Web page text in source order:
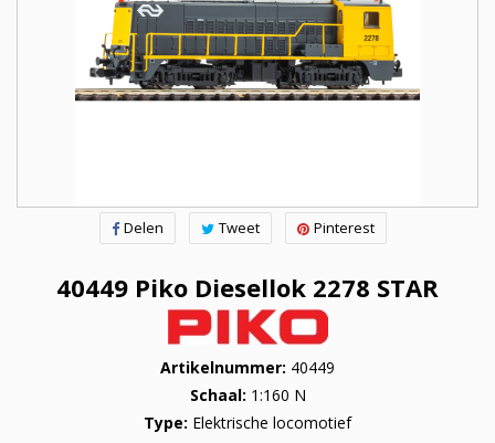
Delen Tweet Pinterest
40449 Piko Diesellok 2278 STAR
Artikelnummer 40449
Schaal 1:160 N
Type Elektrische locomotief